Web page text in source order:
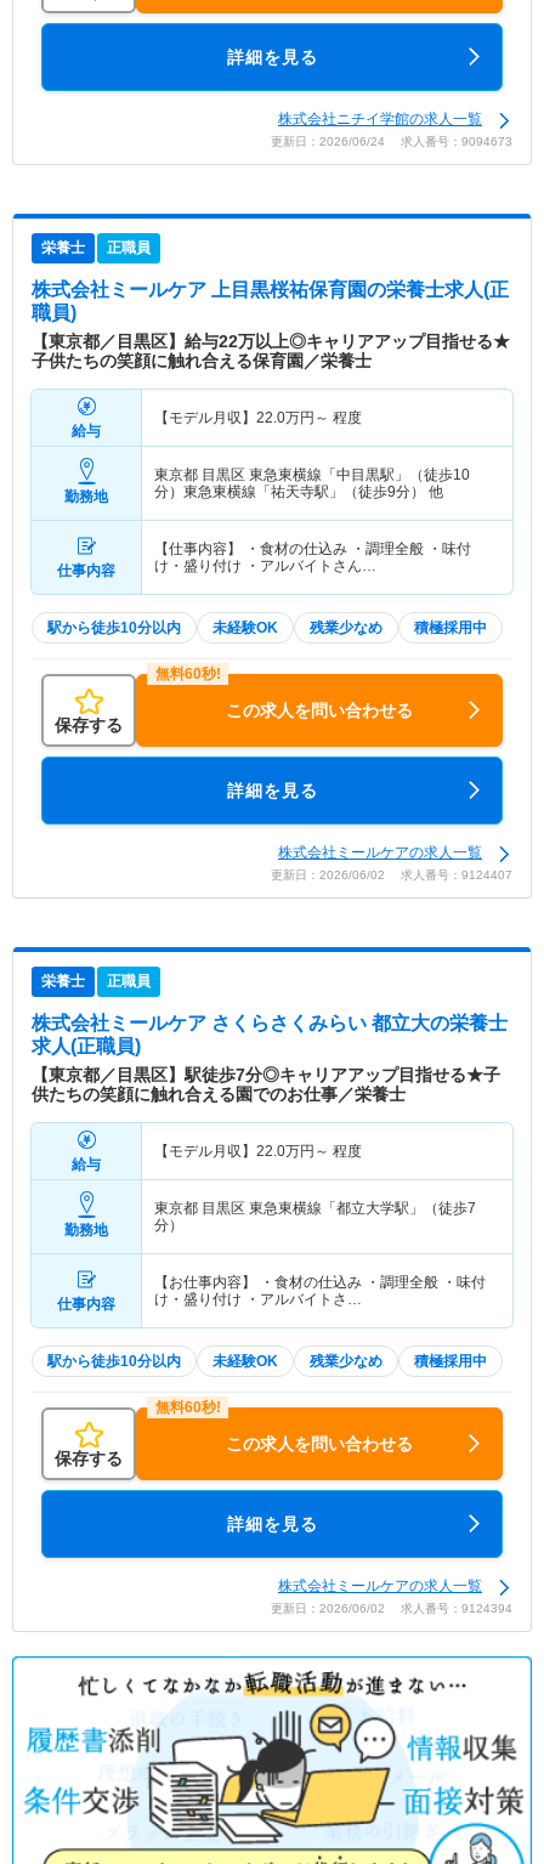
詳細を見る
株式会社ニチイ学館の求人一覧
更新日：2026/06/24 求人番号：9094673
栄養士 正職員
株式会社ミールケア 上目黒桜祐保育園の栄養士求人(正
職員)
【東京都／目黒区】給与22万以上◎キャリアアップ目指せる★
子供たちの笑顔に触れ合える保育園／栄養士
給与
【モデル月収】 22.0万円～ 程度
勤務地
東京都 目黒区 東急東横線「中目黒駅」（徒歩10
分）東急東横線「祐天寺駅」（徒歩9分） 他
仕事内容
【仕事内容】 ・食材の仕込み ・調理全般 ・味付
け・盛り付け ・アルバイトさん…
駅から徒歩10分以内 未経験OK 残業少なめ 積極採用中
保存する
この求人を問い合わせる
詳細を見る
株式会社ミールケアの求人一覧
更新日：2026/06/02 求人番号：9124407
栄養士 正職員
株式会社ミールケア さくらさくみらい 都立大の栄養士
求人(正職員)
【東京都／目黒区】駅徒歩7分◎キャリアアップ目指せる★子
供たちの笑顔に触れ合える園でのお仕事／栄養士
給与
【モデル月収】 22.0万円～ 程度
勤務地
東京都 目黒区 東急東横線「都立大学駅」（徒歩7
分）
仕事内容
【お仕事内容】 ・食材の仕込み ・調理全般 ・味付
け・盛り付け ・アルバイトさ…
駅から徒歩10分以内 未経験OK 残業少なめ 積極採用中
保存する
この求人を問い合わせる
詳細を見る
株式会社ミールケアの求人一覧
更新日：2026/06/02 求人番号：9124394